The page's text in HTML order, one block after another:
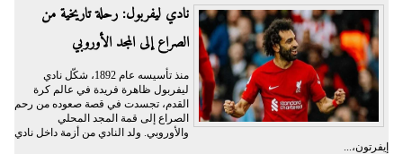
نادي ليفربول: رحلة تاريخية من
الصراع إلى المجد الأوروبي
منذ تأسيسه عام 1892، شكّل نادي
ليفربول ظاهرة فريدة في عالم كرة
القدم، تجسدت في قصة صعوده من رحم
الصراع إلى قمة المجد المحلي
والأوروبي. ولد النادي من أزمة داخل نادي
إيفرتون،...